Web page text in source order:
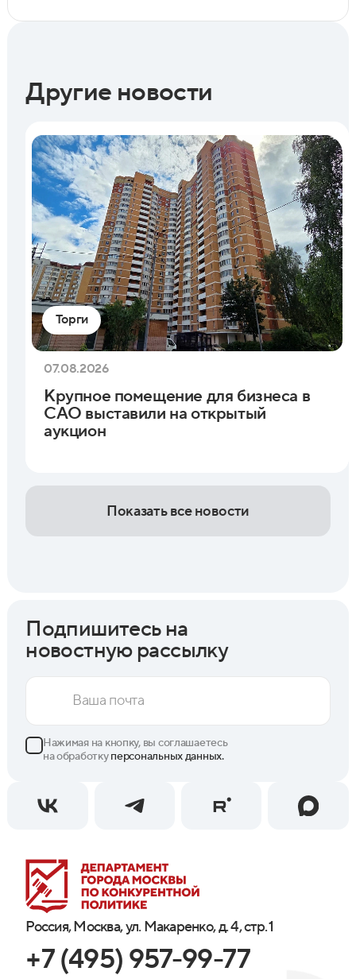
Другие новости
Торги
07.08.2026
Крупное помещение для бизнеса в
САО выставили на открытый
аукцион
Показать все новости
Россия, Москва, ул. Макаренко, д. 4, стр. 1
+7 (495) 957-99-77
Подпишитесь на
новостную рассылку
Нажимая на кнопку, вы соглашаетесь
на обработкуперсональных данных.